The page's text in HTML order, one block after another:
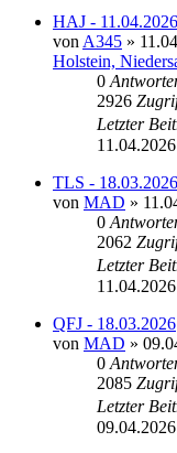
HAJ - 11.04.2026
von A345 »
Holstein,
0
2926
Letzter
TLS - 18.03.2026
von MAD »
0
2062
Letzter
QFJ - 18.03.2026
von MAD »
0
2085
Letzter